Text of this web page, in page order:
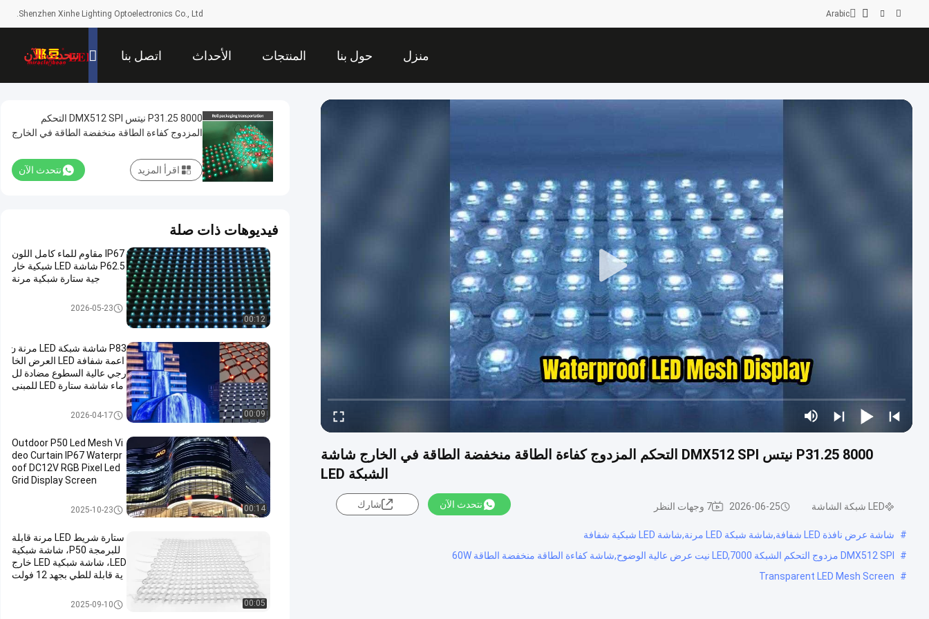
Shenzhen Xinhe Lighting Optoelectronics Co., Ltd. Arabic
منزل حول بنا المنتجات الأحداث اتصل بنا نتحدث الآن
P31.25 8000 نيتس DMX512 SPI التحكم المزدوج كفاءة الطاقة منخفضة الطاقة في الخارج شاشة
الشبكة LED
LED شبكة الشاشة 2026-06-25 7 وجهات النظر نتحدث الآن شارك
#
شاشة عرض نافذة LED شفافة,شاشة شبكة LED مرنة,شاشة LED شبكية شفافة
#
DMX512 SPI مزدوج التحكم الشبكة LED,7000 نيت عرض عالية الوضوح,شاشة كفاءة الطاقة منخفضة الطاقة 60W
#
Transparent LED Mesh Screen
P31.25 8000 نيتس DMX512 SPI التحكم
المزدوج كفاءة الطاقة منخفضة الطاقة في الخارج
نتحدث الآن اقرأ المزيد
فيديوهات ذات صلة
00:12
IP67 مقاوم للماء كامل اللون
P62.5 شاشة LED شبكية خار
جية ستارة شبكية مرنة
LED شبكة الشاشة2026-05-23
00:09
P83 شاشة شبكة LED مرنة ن
اعمة شفافة LED العرض الخا
رجي عالية السطوع مضادة لل
ماء شاشة ستارة LED للمبنى
خلفية العرض الإعلاني
LED شبكة الشاشة2026-04-17
00:14
Outdoor P50 Led Mesh Vi
deo Curtain IP67 Waterpr
oof DC12V RGB Pixel Led
Grid Display Screen
LED شبكة الشاشة2025-10-23
00:05
ستارة شريط LED مرنة قابلة
للبرمجة P50، شاشة شبكية
LED، شاشة شبكية LED خارج
ية قابلة للطي بجهد 12 فولت
LED شبكة الشاشة2025-09-10